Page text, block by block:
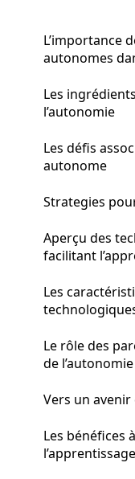
L’importance
autonomes
Les
l’autonomie
Les défis
autonome
Strategies
Aperçu des
facilitant
Les
Le rôle des
de l’autonomie
Vers un
Les bénéfices